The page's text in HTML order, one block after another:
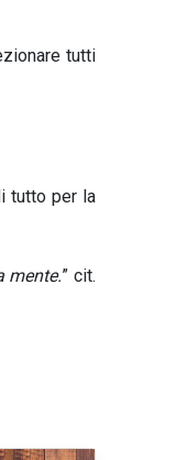
tutti
tutto per la
mente.” cit.